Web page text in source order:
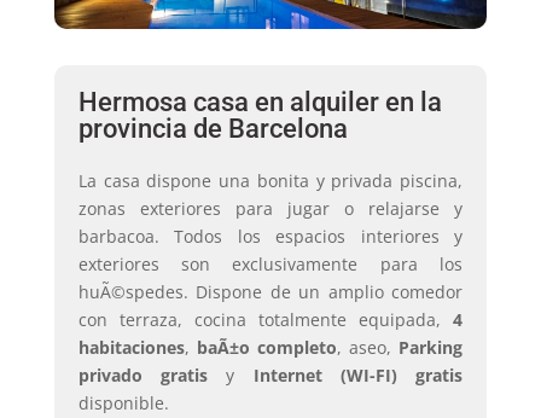
Hermosa casa en alquiler en la
provincia de Barcelona
La casa dispone una bonita y privada piscina,
zonas exteriores para jugar o relajarse y
barbacoa. Todos los espacios interiores y
exteriores son exclusivamente para los
huÃ©spedes. Dispone de un amplio comedor
con terraza, cocina totalmente equipada,4
habitaciones, baÃ±o completo, aseo, Parking
privado gratis y Internet (WI-FI) gratis
disponible.